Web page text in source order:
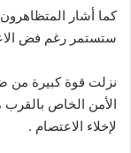
كما أشار
ستستمر رغم فض
نزلت قوة كبيرة من
الأمن الخاص بالقرب
لإخلاء الاعتصام .